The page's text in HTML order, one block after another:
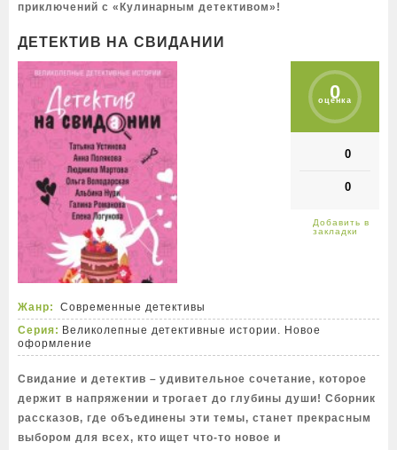
приключений с «Кулинарным детективом»!
ДЕТЕКТИВ НА СВИДАНИИ
0
оценка
0
0
Жанр:
Современные детективы
Серия: Великолепные детективные истории. Новое
оформление
Свидание и детектив – удивительное сочетание, которое
держит в напряжении и трогает до глубины души! Сборник
рассказов, где объединены эти темы, станет прекрасным
выбором для всех, кто ищет что-то новое и